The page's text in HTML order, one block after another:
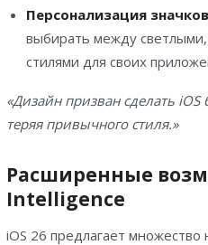
Персонализация
выбирать между
стилями для своих
«Дизайн призван сделать
теряя привычного стиля.»
Расширенные
Intelligence
iOS 26 предлагает